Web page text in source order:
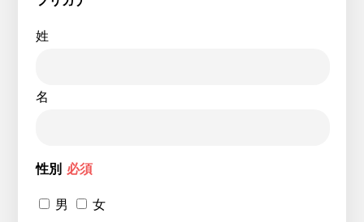
姓
名
性別 必須
男 女